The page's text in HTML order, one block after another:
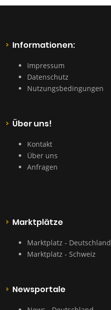
Informationen:
Impressum
Datenschutz
Nutzungsbedingungen
Über uns!
Kontakt
Über uns
Anfragen
Marktplätze
Marktplatz - Deutschland
Marktplatz - Schweiz
Newsportale